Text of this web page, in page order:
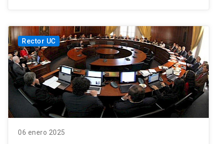
Rector UC
06 enero 2025